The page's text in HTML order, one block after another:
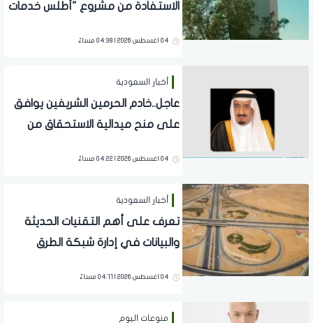
الاستفادة من مشروع "أطلس خدمات
وكافة التفاصيل
04 اغسطس 2026 | 04:38 مساءً
أخبار السعودية
عاجل..خادم الحرمين الشريفين يوافق
على منح ميدالية الاستحقاق من
04 اغسطس 2026 | 04:22 مساءً
أخبار السعودية
تعرف على أهم التقنيات الحديثة
والبيانات في إدارة شبكة الطرق
04 اغسطس 2026 | 04:11 مساءً
منوعات اليوم